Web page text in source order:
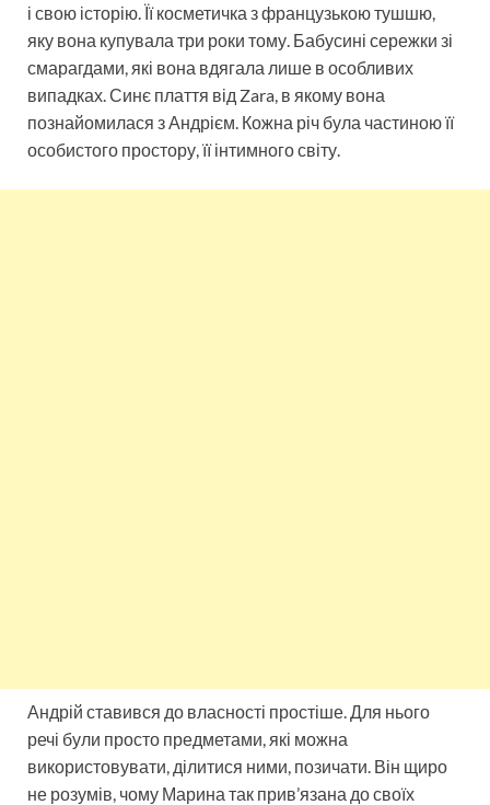
і свою історію. Її косметичка з французькою тушшю,
яку вона купувала три роки тому. Бабусині сережки зі
смарагдами, які вона вдягала лише в особливих
випадках. Синє плаття від Zara, в якому вона
познайомилася з Андрієм. Кожна річ була частиною її
особистого простору, її інтимного світу.
Андрій ставився до власності простіше. Для нього
речі були просто предметами, які можна
використовувати, ділитися ними, позичати. Він щиро
не розумів, чому Марина так прив’язана до своїх